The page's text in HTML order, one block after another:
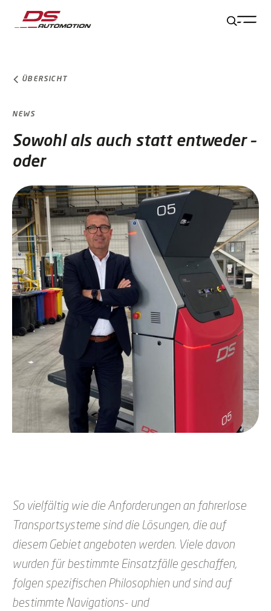
Zum Hauptinhalt springen
Zum Footer springen
Zum Ende der Navigation springen
Zum Beginn der Navigation springen
ÜBERSICHT
NEWS
Sowohl als auch statt entweder –
oder
So vielfältig wie die Anforderungen an fahrerlose
Transportsysteme sind die Lösungen, die auf
diesem Gebiet angeboten werden. Viele davon
wurden für bestimmte Einsatzfälle geschaffen,
folgen spezifischen Philosophien und sind auf
bestimmte Navigations- und